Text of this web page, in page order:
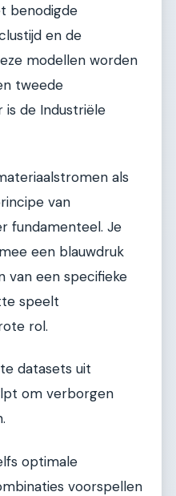
benodigde
en de
modellen worden
tweede
is de Industriële
als
van
fundamenteel. Je
een blauwdruk
van een specifieke
speelt
rol.
datasets uit
om verborgen
optimale
voorspellen